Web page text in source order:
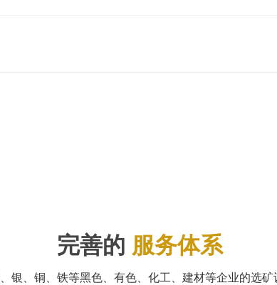
完善的 服务体系
银、铜、铁等黑色、有色、化工、建材等企业的选矿